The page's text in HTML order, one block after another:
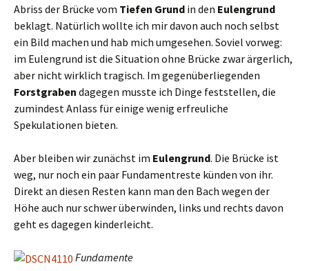
Abriss der Brücke vom Tiefen Grund in den Eulengrund
beklagt. Natürlich wollte ich mir davon auch noch selbst
ein Bild machen und hab mich umgesehen. Soviel vorweg:
im Eulengrund ist die Situation ohne Brücke zwar ärgerlich,
aber nicht wirklich tragisch. Im gegenüberliegenden
Forstgraben dagegen musste ich Dinge feststellen, die
zumindest Anlass für einige wenig erfreuliche
Spekulationen bieten.
Aber bleiben wir zunächst im Eulengrund. Die Brücke ist
weg, nur noch ein paar Fundamentreste künden von ihr.
Direkt an diesen Resten kann man den Bach wegen der
Höhe auch nur schwer überwinden, links und rechts davon
geht es dagegen kinderleicht.
Fundamente